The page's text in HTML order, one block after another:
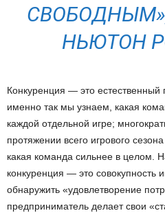
НЬЮТОН
Конкуренция — это естественный
именно так мы узнаем, какая
каждой отдельной игре;
протяжении всего игрового
какая команда сильнее в целом.
конкуренция — это совокупность
обнаружить «удовлетворение
предприниматель делает свои